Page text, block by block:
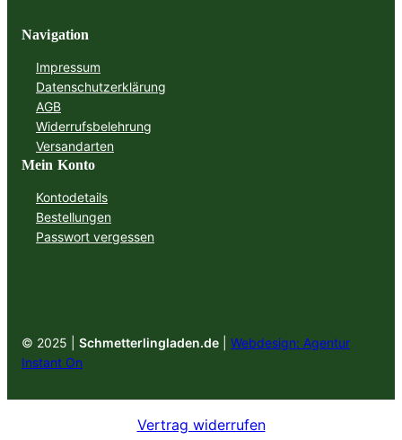
Navigation
Impressum
Datenschutzerklärung
AGB
Widerrufsbelehrung
Versandarten
Mein Konto
Kontodetails
Bestellungen
Passwort vergessen
© 2025 | Schmetterlingladen.de
Webdesign: Agentur
Instant On
Vertrag widerrufen